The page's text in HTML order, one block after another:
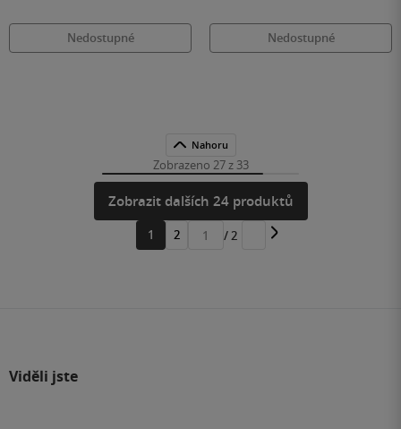
Nedostupné Nedostupné
Nahoru
Zobrazeno 27 z 33
Zobrazit dalších 24 produktů
1 2
Přejít
/ 2
Viděli jste